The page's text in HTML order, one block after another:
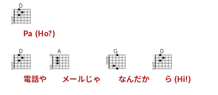
D
Pa (Ho?)
D
電話や
A
メールじゃ
G
なんだか
D
ら (Hi!)